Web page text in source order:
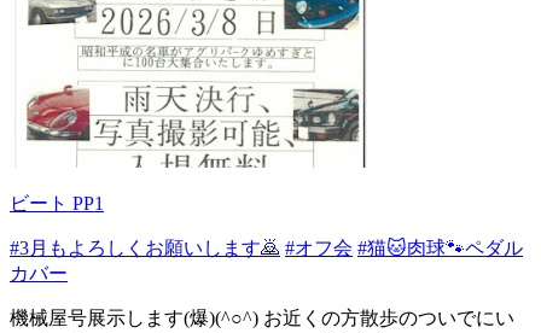
ビート PP1
#3月もよろしくお願いします🙇 #オフ会 #猫🐱肉球🐾ペダル
カバー
機械屋号展示します(爆)(^○^) お近くの方散歩のついでにい